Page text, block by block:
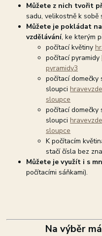
Můžete z nich tvořit
sadu, velikostně k sobě
Můžete je pokládat
vzdělávání, ke kterým
počítací květiny
počítací pyramidy
pyramidy3
počítací domečky
sloupci
sloupce
počítací domečky
sloupci
sloupce
K počítacím
stačí čísla bez
Můžete je využít i s
počítacími sáňkami).
Na výběr